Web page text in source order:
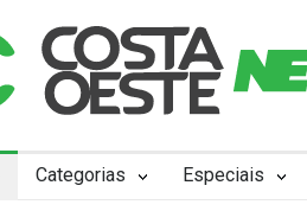
Categorias Especiais